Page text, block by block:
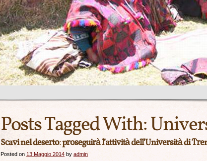
Posts Tagged With:
Scavi nel deserto: proseguirà l’attività dell’Università di
Posted on 13 Maggio 2014 by admin